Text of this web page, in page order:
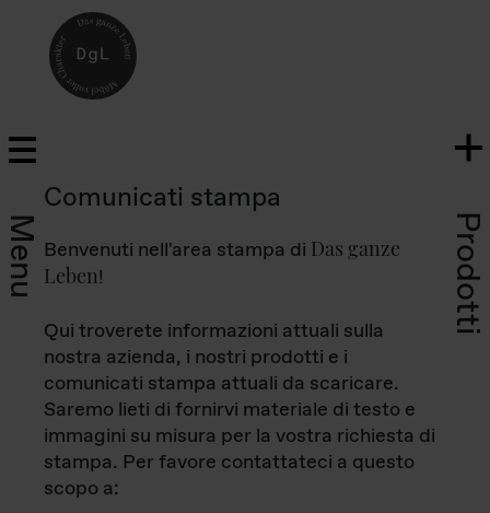
Menu Prodotti
Comunicati stampa
Benvenuti nell'area stampa di Das ganze
Leben!
Qui troverete informazioni attuali sulla
nostra azienda, i nostri prodotti e i
comunicati stampa attuali da scaricare.
Saremo lieti di fornirvi materiale di testo e
immagini su misura per la vostra richiesta di
stampa. Per favore contattateci a questo
scopo a: